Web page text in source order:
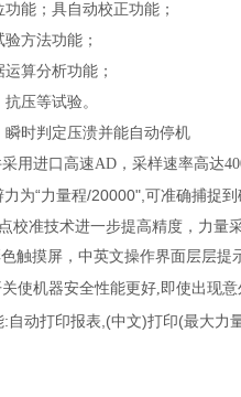
能；具自动校正功能；
方法功能；
算分析功能；
压等试验。
瞬时判定压溃并能自动停机
用进口高速AD，采样速率高达
为“力量程/20000",可准确捕捉
校准技术进一步提高精度，力量
触摸屏，中英文操作界面层层提
使机器安全性能更好,即使出现
: 自动打印报表 ,(中文)打印(最大力